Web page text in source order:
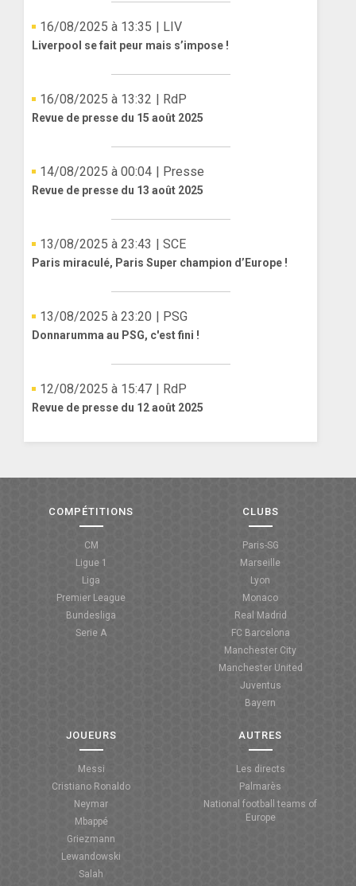
16/08/2025 à 13:35 | LIV
Liverpool se fait peur mais s’impose !
16/08/2025 à 13:32 | RdP
Revue de presse du 15 août 2025
14/08/2025 à 00:04 | Presse
Revue de presse du 13 août 2025
13/08/2025 à 23:43 | SCE
Paris miraculé, Paris Super champion d’Europe !
13/08/2025 à 23:20 | PSG
Donnarumma au PSG, c'est fini !
12/08/2025 à 15:47 | RdP
Revue de presse du 12 août 2025
COMPÉTITIONS
CM
Ligue 1
Liga
Premier League
Bundesliga
Serie A
CLUBS
Paris-SG
Marseille
Lyon
Monaco
Real Madrid
FC Barcelona
Manchester City
Manchester United
Juventus
Bayern
JOUEURS
Messi
Cristiano Ronaldo
Neymar
Mbappé
Griezmann
Lewandowski
Salah
AUTRES
Les directs
Palmarès
National football teams of
Europe